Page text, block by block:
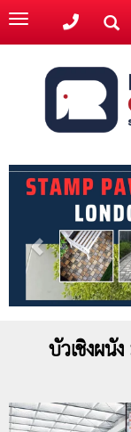
Toggle
navigation
บัวเชิงผนั